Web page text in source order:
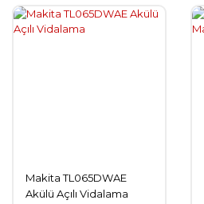
Makita TL065DWAE
Akülü Açılı Vidalama